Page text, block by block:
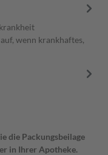
wenn krankhaftes,
die Packungsbeilage
in Ihrer Apotheke.